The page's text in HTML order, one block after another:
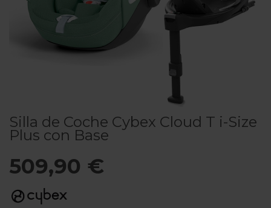
Silla de Coche Cybex Cloud T i-Size
Plus con Base
509,90 €